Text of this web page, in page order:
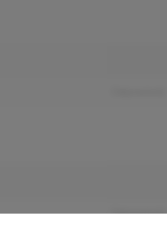
Odpowiedz